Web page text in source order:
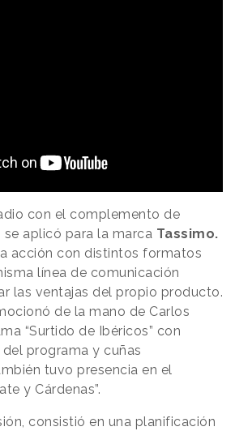
con el complemento de
aplicó para la marca Tassimo.
acción con distintos formatos
línea de comunicación
las ventajas del propio producto.
de la mano de Carlos
“Surtido de Ibéricos” con
programa y cuñas
tuvo presencia en el
y Cárdenas”.
consistió en una planificación